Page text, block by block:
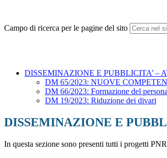
Campo di ricerca per le pagine del sito
DISSEMINAZIONE E PUBBLICITA’ –
DM 65/2023: NUOVE
DM 66/2023: Formazione del
DM 19/2023: Riduzione dei divari
DISSEMINAZIONE E
In questa sezione sono presenti tutti i progetti